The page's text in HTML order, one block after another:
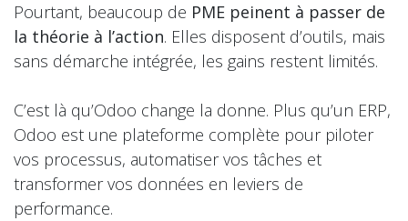
Pourtant, beaucoup de PME peinent à passer de
la théorie à l’action. Elles disposent d’outils, mais
sans démarche intégrée, les gains restent limités.
C’est là qu’Odoo change la donne. Plus qu’un ERP,
Odoo est une plateforme complète pour piloter
vos processus, automatiser vos tâches et
transformer vos données en leviers de
performance.